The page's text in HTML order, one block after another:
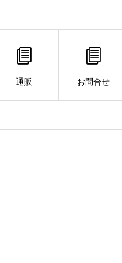
通販 お問合せ